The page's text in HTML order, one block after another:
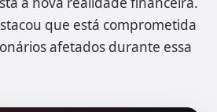
que está comprometida
afetados durante essa